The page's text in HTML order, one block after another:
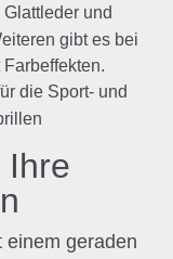
und
gibt es bei
die Sport- und
Ihre
einem geraden